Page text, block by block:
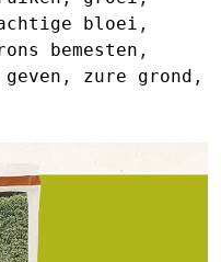
bloei ,
bemesten ,
, zure grond ,